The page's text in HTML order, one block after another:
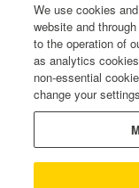
We use cookies
website and
to the operation of
as analytics
non-essential
change your